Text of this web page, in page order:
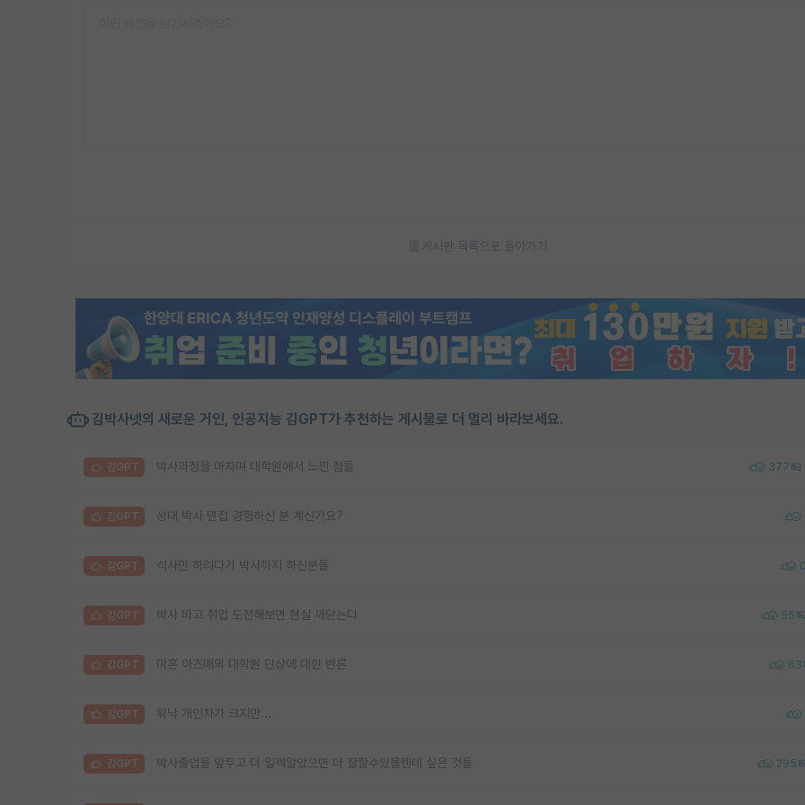
게시판 목록으로 돌아가기
김박사넷의 새로운 거인, 인공지능 김GPT가 추천하는 게시물로 더 멀리 바라보세요.
김GPT 박사과정을 마치며 대학원에서 느낀 점들 377
김GPT 성대 박사 면접 경험하신 분 계신가요?
김GPT 석사만 하려다가 박사까지 하신분들
김GPT 박사 따고 취업 도전해보면 현실 깨닫는다 55
김GPT 미혼 아즈매의 대학원 단상에 대한 반론 63
김GPT 워낙 개인차가 크지만...
김GPT 박사졸업을 앞두고 더 일찍알았으면 더 잘할수있을텐데 싶은 것들 295